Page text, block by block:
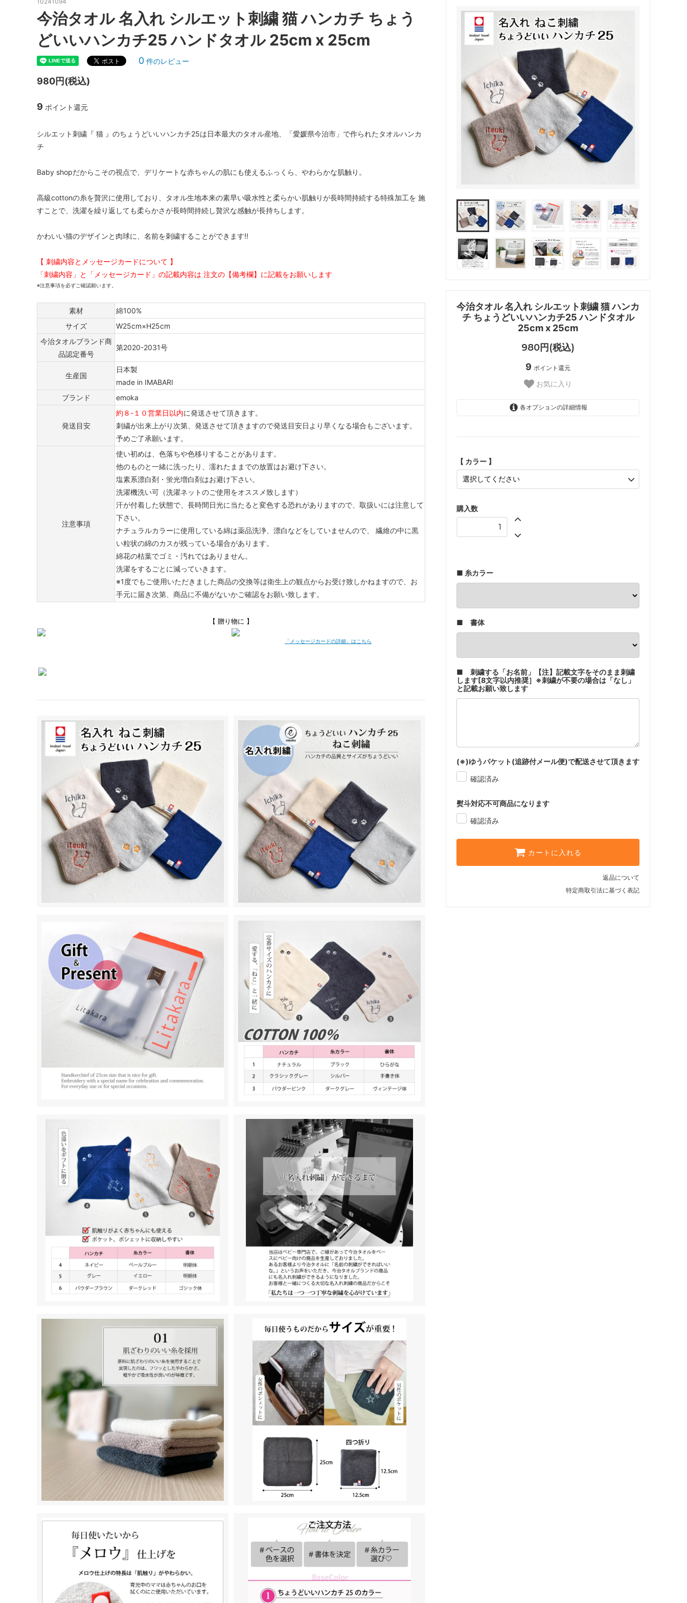
今治タオル 名入れ シルエット刺繍 猫 ハンカ
チ ちょうどいいハンカチ25 ハンドタオル
25cm x 25cm
980円(税込)
9 ポイント還元
お気に入り
各オプションの詳細情報
【 カラー 】
購入数
■ 糸カラー
■ 書体
■ 刺繍する「お名前」【注】記載文字をそのまま刺繍
します[8文字以内推奨］※刺繍が不要の場合は「なし」
と記載お願い致します
(※)ゆうパケット(追跡付メール便)で配送させて頂きます
確認済み
熨斗対応不可商品になります
確認済み
カートに入れる
返品について
特定商取引法に基づく表記
今治タオル 名入れ シルエット刺繍 猫 ハンカチ ちょう
どいいハンカチ25 ハンドタオル 25cm x 25cm
0 件のレビュー
980円(税込)
9 ポイント還元
シルエット刺繍『 猫 』のちょうどいいハンカチ25は日本最大のタオル産地、「愛媛県今治市」で作られたタオルハンカ
チ
Baby shopだからこその視点で、デリケートな赤ちゃんの肌にも使えるふっくら、やわらかな肌触り。
高級cottonの糸を贅沢に使用しており、タオル生地本来の素早い吸水性と柔らかい肌触りが長時間持続する特殊加工を 施
すことで、洗濯を繰り返しても柔らかさが長時間持続し贅沢な感触が長持ちします。
かわいい猫のデザインと肉球に、名前を刺繍することができます!!
【 刺繍内容とメッセージカードについて 】
「刺繍内容」と「メッセージカード」の記載内容は 注文の【備考欄】に記載をお願いします
※注意事項を必ずご確認願います。
素材
綿100%
サイズ
W25cm×H25cm
今治タオルブランド商
品認定番号
第2020-2031号
生産国
日本製
made in IMABARI
ブランド
emoka
発送目安
約８-１０営業日以内に発送させて頂きます。
刺繍が出来上がり次第、発送させて頂きますので発送目安日より早くなる場合もございます。
予めご了承願います。
注意事項
使い初めは、色落ちや色移りすることがあります。
他のものと一緒に洗ったり、濡れたままでの放置はお避け下さい。
塩素系漂白剤・蛍光増白剤はお避け下さい。
洗濯機洗い可（洗濯ネットのご使用をオススメ致します）
汗が付着した状態で、長時間日光に当たると変色する恐れがありますので、取扱いには注意して
下さい。
ナチュラルカラーに使用している綿は薬品洗浄、漂白などをしていませんので、 繊維の中に黒
い粒状の綿のカスが残っている場合があります。
綿花の枯葉でゴミ・汚れではありません。
洗濯をするごとに減っていきます。
※1度でもご使用いただきました商品の交換等は衛生上の観点からお受け致しかねますので、お
手元に届き次第、商品に不備がないかご確認をお願い致します。
【 贈り物に 】
「メッセージカードの詳細」はこちら